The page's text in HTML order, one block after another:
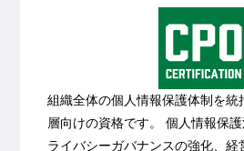
組織全体の個人情報保護体制を統
層向けの資格です。 個人情報保
ライバシーガバナンスの強化、経